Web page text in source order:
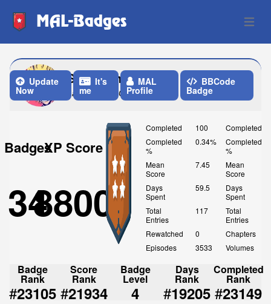
MAL-Badges Open
Sonnellino
Last Update: One Month ago
Update
Now
It's
me
MAL
Profile
BBCode
Badge
Badges
34
XP Score
8800
Completed
100
Completed
%
0.34%
Mean
Score
7.45
Days
Spent
59.5
Total
Entries
117
Rewatched
0
Episodes
3533
Completed
Completed
%
Mean
Score
Days
Spent
Total
Entries
Chapters
Volumes
Badge
Rank
#23105
Score
Rank
#21934
Badge
Level
4
Days
Rank
#19205
Completed
Rank
#23149